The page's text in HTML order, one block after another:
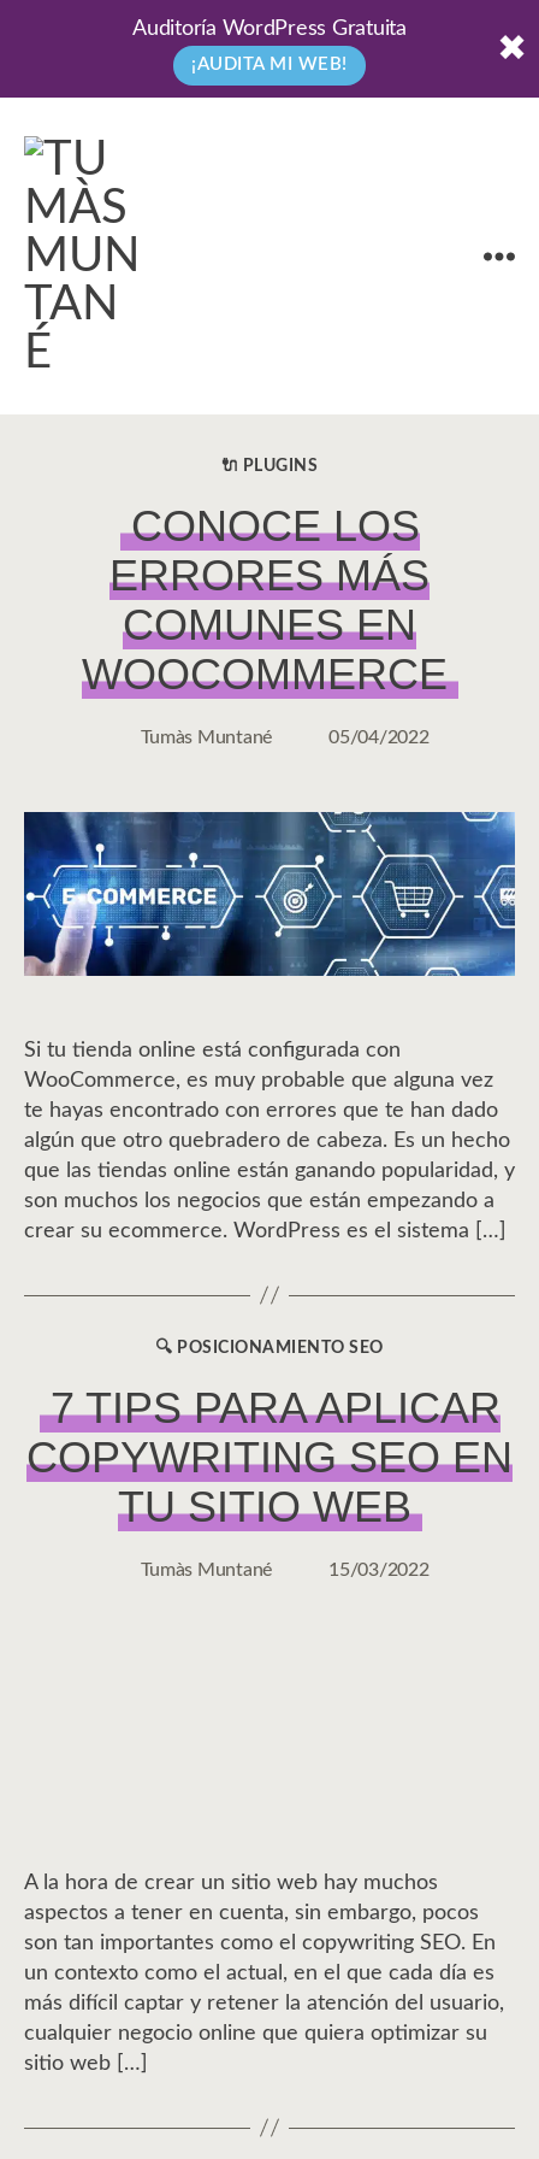
Auditoría WordPress Gratuita
¡AUDITA MI WEB! ✖
CATEGORÍAS
🔌 PLUGINS
CONOCE LOS
ERRORES MÁS
COMUNES EN
WOOCOMMERCE
Autor
entrada
Tumàs Muntané
Fecha
entrada
05/04/2022
Si tu tienda online está configurada con
WooCommerce, es muy probable que alguna vez
te hayas encontrado con errores que te han dado
algún que otro quebradero de cabeza. Es un hecho
que las tiendas online están ganando popularidad, y
son muchos los negocios que están empezando a
crear su ecommerce. WordPress es el sistema […]
CATEGORÍAS
🔍 POSICIONAMIENTO SEO
7 TIPS PARA APLICAR
COPYWRITING SEO EN
TU SITIO WEB
Autor
Tumàs Muntané
Fecha
15/03/2022
A la hora de crear un sitio web hay muchos
aspectos a tener en cuenta, sin embargo, pocos
son tan importantes como el copywriting SEO. En
un contexto como el actual, en el que cada día es
más difícil captar y retener la atención del usuario,
cualquier negocio online que quiera optimizar su
sitio web […]